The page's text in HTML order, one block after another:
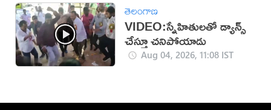
తెలంగాణ
VIDEO:స్నేహితులతో డ్యాన్స్
చేస్తూ చనిపోయాడు
Aug 04, 2026, 11:08 IST